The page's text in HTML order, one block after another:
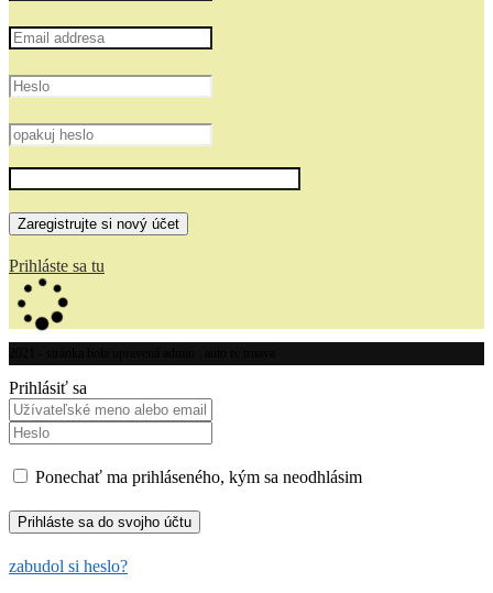
Prihláste sa tu
Prihlásiť sa
Ponechať ma prihláseného, kým sa neodhlásim
zabudol si heslo?